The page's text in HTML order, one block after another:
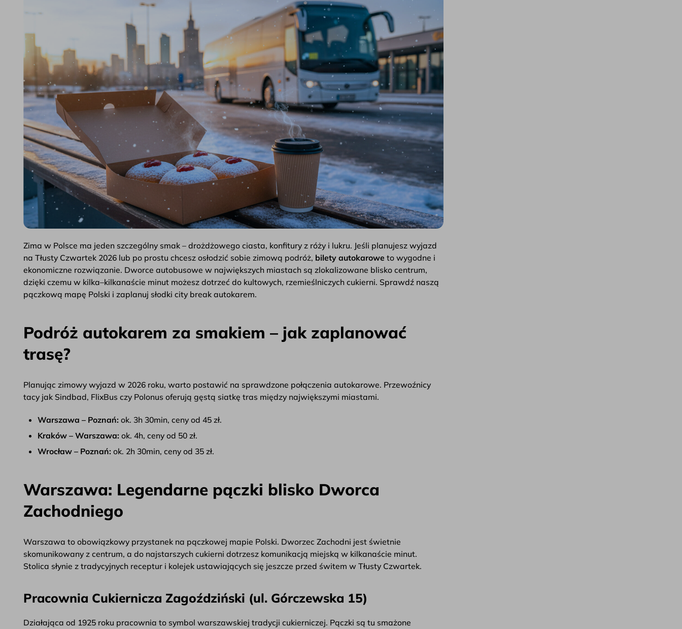
Zima w Polsce ma jeden szczególny smak – drożdżowego ciasta, konfitury z róży i lukru. Jeśli planujesz wyjazd
na Tłusty Czwartek 2026 lub po prostu chcesz osłodzić sobie zimową podróż, bilety autokarowe to wygodne i
ekonomiczne rozwiązanie. Dworce autobusowe w największych miastach są zlokalizowane blisko centrum,
dzięki czemu w kilka–kilkanaście minut możesz dotrzeć do kultowych, rzemieślniczych cukierni. Sprawdź naszą
pączkową mapę Polski i zaplanuj słodki city break autokarem.
Podróż autokarem za smakiem – jak zaplanować
trasę?
Planując zimowy wyjazd w 2026 roku, warto postawić na sprawdzone połączenia autokarowe. Przewoźnicy
tacy jak Sindbad, FlixBus czy Polonus oferują gęstą siatkę tras między największymi miastami.
Warszawa – Poznań: ok. 3h 30min, ceny od 45 zł.
Kraków – Warszawa: ok. 4h, ceny od 50 zł.
Wrocław – Poznań: ok. 2h 30min, ceny od 35 zł.
Warszawa: Legendarne pączki blisko Dworca
Zachodniego
Warszawa to obowiązkowy przystanek na pączkowej mapie Polski. Dworzec Zachodni jest świetnie
skomunikowany z centrum, a do najstarszych cukierni dotrzesz komunikacją miejską w kilkanaście minut.
Stolica słynie z tradycyjnych receptur i kolejek ustawiających się jeszcze przed świtem w Tłusty Czwartek.
Pracownia Cukiernicza Zagoździński (ul. Górczewska 15)
Działająca od 1925 roku pracownia to symbol warszawskiej tradycji cukierniczej. Pączki są tu smażone